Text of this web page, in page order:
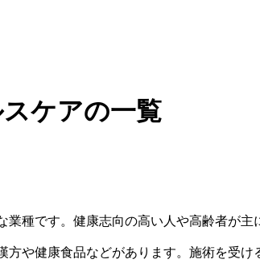
ケアの一覧
種です。健康志向の高い人や高齢者が
や健康食品などがあります。施術を受